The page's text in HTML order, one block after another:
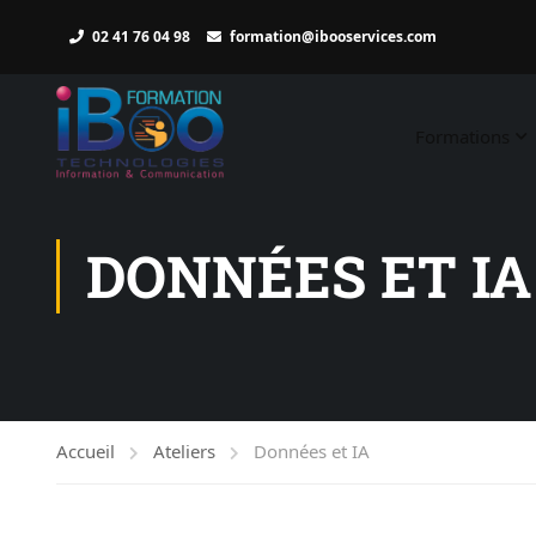
02 41 76 04 98 formation@ibooservices.com
DONNÉES ET IA
Accueil Ateliers Données et IA